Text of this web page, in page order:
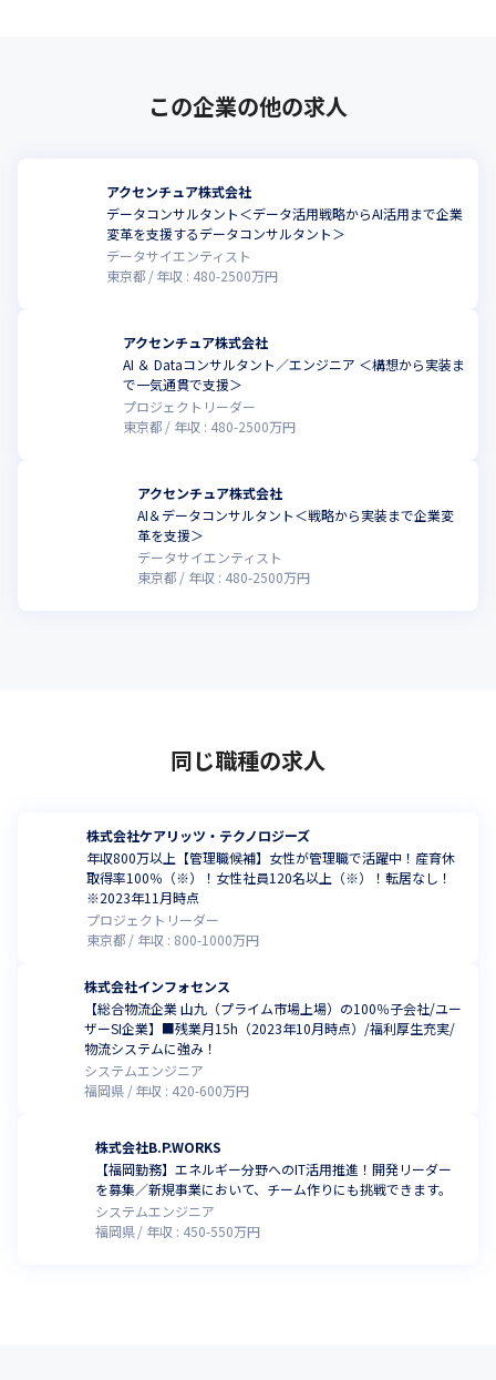
この企業の他の求人
アクセンチュア株式会社
データコンサルタント＜データ活用戦略からAI活用まで企業
変革を支援するデータコンサルタント＞
データサイエンティスト
東京都
年収 : 480-2500万円
アクセンチュア株式会社
AI ＆ Dataコンサルタント／エンジニア ＜構想から実装ま
で一気通貫で支援＞
プロジェクトリーダー
東京都
年収 : 480-2500万円
アクセンチュア株式会社
AI＆データコンサルタント＜戦略から実装まで企業変
革を支援＞
データサイエンティスト
東京都
年収 : 480-2500万円
同じ職種の求人
株式会社ケアリッツ・テクノロジーズ
年収800万以上【管理職候補】女性が管理職で活躍中！産育休
取得率100％（※）！女性社員120名以上（※）！転居なし！
※2023年11月時点
プロジェクトリーダー
東京都
年収 : 800-1000万円
株式会社インフォセンス
【総合物流企業 山九（プライム市場上場）の100％子会社/ユー
ザーSI企業】■残業月15h（2023年10月時点）/福利厚生充実/
物流システムに強み！
システムエンジニア
福岡県
年収 : 420-600万円
株式会社B.P.WORKS
【福岡勤務】エネルギー分野へのIT活用推進！開発リーダー
を募集／新規事業において、チーム作りにも挑戦できます。
システムエンジニア
福岡県
年収 : 450-550万円